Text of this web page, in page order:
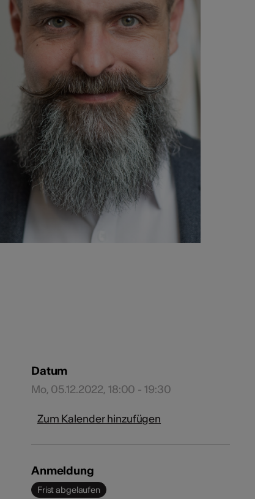
Datum
Mo, 05.12.2022, 18:00 - 19:30
Zum Kalender hinzufügen
Anmeldung
Frist abgelaufen